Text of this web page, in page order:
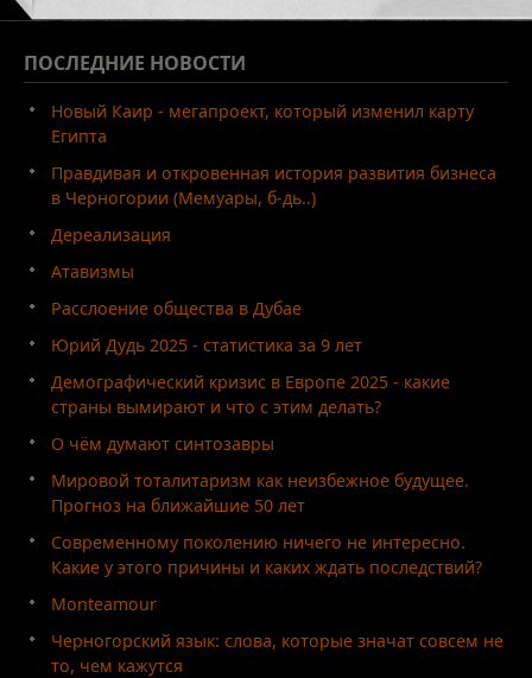
ПОСЛЕДНИЕ НОВОСТИ
Новый Каир - мегапроект, который изменил карту
Египта
Правдивая и откровенная история развития бизнеса
в Черногории (Мемуары, б-дь..)
Дереализация
Атавизмы
Расслоение общества в Дубае
Юрий Дудь 2025 - статистика за 9 лет
Демографический кризис в Европе 2025 - какие
страны вымирают и что с этим делать?
О чём думают синтозавры
Мировой тоталитаризм как неизбежное будущее.
Прогноз на ближайшие 50 лет
Современному поколению ничего не интересно.
Какие у этого причины и каких ждать последствий?
Monteamour
Черногорский язык: слова, которые значат совсем не
то, чем кажутся